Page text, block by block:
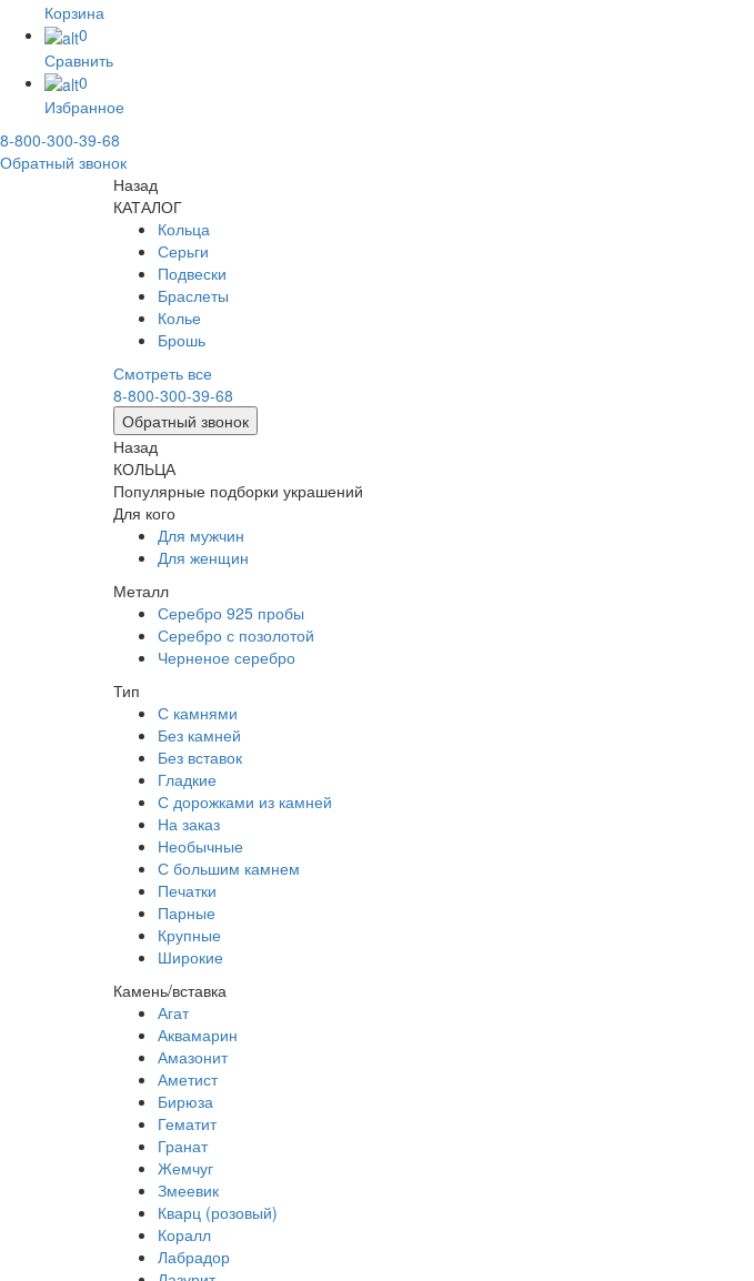
Корзина
0
Сравнить
0
Избранное
8-800-300-39-68
Обратный звонок
Назад
КАТАЛОГ
Кольца
Серьги
Подвески
Браслеты
Колье
Брошь
Смотреть все
8-800-300-39-68
Обратный звонок
Назад
КОЛЬЦА
Популярные подборки украшений
Для кого
Для мужчин
Для женщин
Металл
Серебро 925 пробы
Серебро с позолотой
Черненое серебро
Тип
С камнями
Без камней
Без вставок
Гладкие
С дорожками из камней
На заказ
Необычные
С большим камнем
Печатки
Парные
Крупные
Широкие
Камень/вставка
Агат
Аквамарин
Амазонит
Аметист
Бирюза
Гематит
Гранат
Жемчуг
Змеевик
Кварц (розовый)
Коралл
Лабрадор